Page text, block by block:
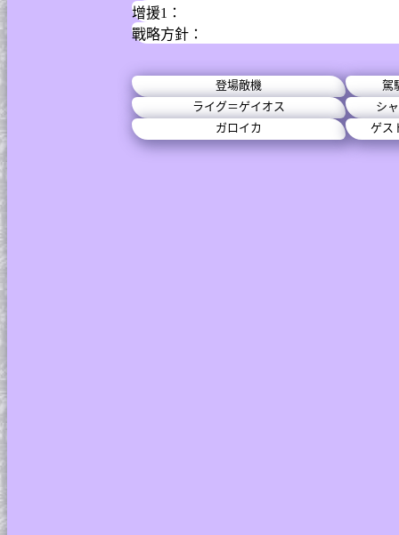
增援1：
戰略方針：
登場敵機
駕
ライグ＝ゲイオス
シ
ガロイカ
ゲス